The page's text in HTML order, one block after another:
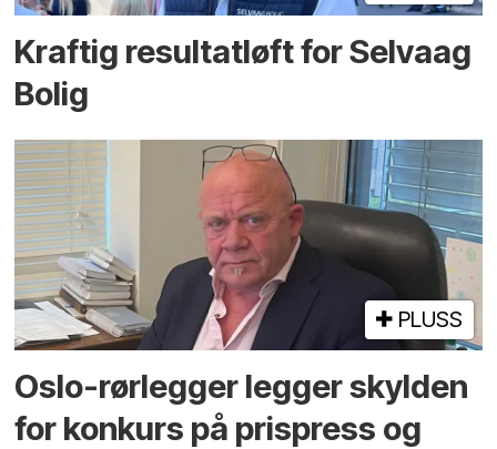
Kraftig resultatløft for Selvaag
Bolig
PLUSS
Oslo-rørlegger legger skylden
for konkurs på prispress og